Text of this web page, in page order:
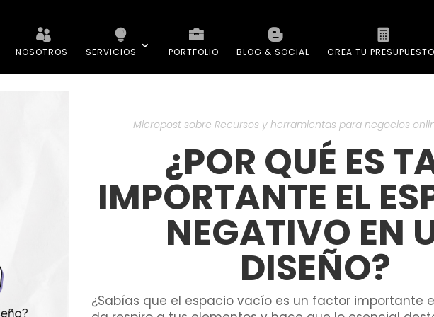
NOSOTROS SERVICIOS PORTFOLIO BLOG & SOCIAL CREA TU PRESUPUESTO
Micropost sobre Recursos y herramientas para negocios
¿POR QUÉ ES
IMPORTANTE EL
NEGATIVO EN
DISEÑO?
¿Sabías que el espacio vacío es un factor importante